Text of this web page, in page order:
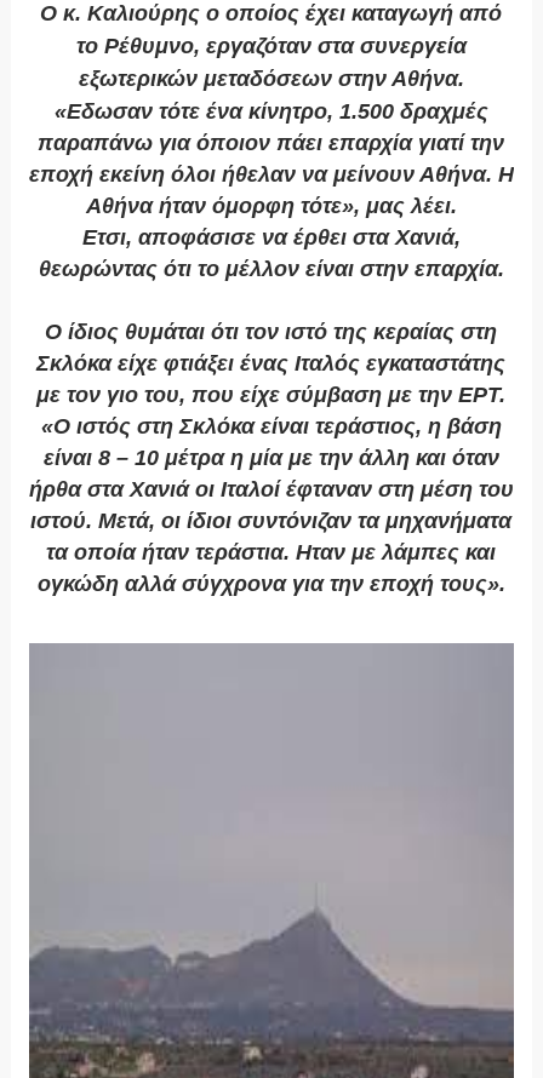
Ο κ. Καλιούρης ο οποίος έχει καταγωγή από
το Ρέθυμνο, εργαζόταν στα συνεργεία
εξωτερικών μεταδόσεων στην Αθήνα.
«Εδωσαν τότε ένα κίνητρο, 1.500 δραχμές
παραπάνω για όποιον πάει επαρχία γιατί την
εποχή εκείνη όλοι ήθελαν να μείνουν Αθήνα. Η
Αθήνα ήταν όμορφη τότε», μας λέει.
Ετσι, αποφάσισε να έρθει στα Χανιά,
θεωρώντας ότι το μέλλον είναι στην επαρχία.
Ο ίδιος θυμάται ότι τον ιστό της κεραίας στη
Σκλόκα είχε φτιάξει ένας Ιταλός εγκαταστάτης
με τον γιο του, που είχε σύμβαση με την ΕΡΤ.
«Ο ιστός στη Σκλόκα είναι τεράστιος, η βάση
είναι 8 – 10 μέτρα η μία με την άλλη και όταν
ήρθα στα Χανιά οι Ιταλοί έφταναν στη μέση του
ιστού. Μετά, οι ίδιοι συντόνιζαν τα μηχανήματα
τα οποία ήταν τεράστια. Ηταν με λάμπες και
ογκώδη αλλά σύγχρονα για την εποχή τους».